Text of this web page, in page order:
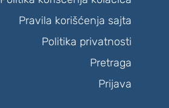
Pravila korišćenja sajta
Politika privatnosti
Pretraga
Prijava